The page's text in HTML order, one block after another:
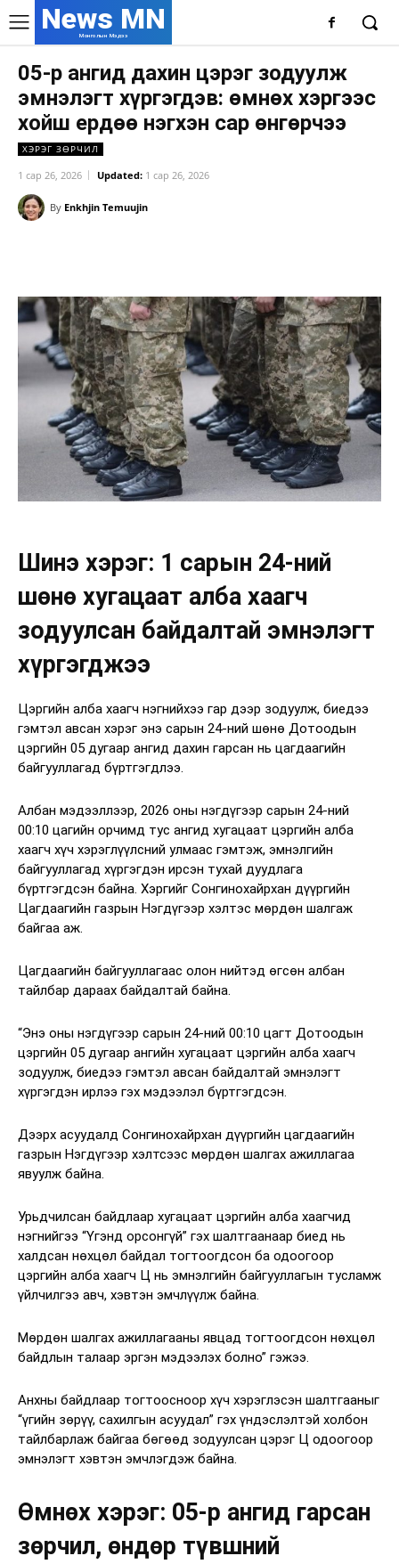
News MN
Монголын Мэдээ
05-р ангид дахин цэрэг зодуулж
эмнэлэгт хүргэгдэв: өмнөх хэргээс
хойш ердөө нэгхэн сар өнгөрчээ
ХЭРЭГ ЗӨРЧИЛ
1 сар 26, 2026 Updated: 1 сар 26, 2026
By Enkhjin Temuujin
Шинэ хэрэг: 1 сарын 24-ний
шөнө хугацаат алба хаагч
зодуулсан байдалтай эмнэлэгт
хүргэгджээ
Цэргийн алба хаагч нэгнийхээ гар дээр зодуулж, биедээ
гэмтэл авсан хэрэг энэ сарын 24-ний шөнө Дотоодын
цэргийн 05 дугаар ангид дахин гарсан нь цагдаагийн
байгууллагад бүртгэгдлээ.
Албан мэдээллээр, 2026 оны нэгдүгээр сарын 24-ний
00:10 цагийн орчимд тус ангид хугацаат цэргийн алба
хаагч хүч хэрэглүүлсний улмаас гэмтэж, эмнэлгийн
байгууллагад хүргэгдэн ирсэн тухай дуудлага
бүртгэгдсэн байна. Хэргийг Сонгинохайрхан дүүргийн
Цагдаагийн газрын Нэгдүгээр хэлтэс мөрдөн шалгаж
байгаа аж.
Цагдаагийн байгууллагаас олон нийтэд өгсөн албан
тайлбар дараах байдалтай байна.
“Энэ оны нэгдүгээр сарын 24-ний 00:10 цагт Дотоодын
цэргийн 05 дугаар ангийн хугацаат цэргийн алба хаагч
зодуулж, биедээ гэмтэл авсан байдалтай эмнэлэгт
хүргэгдэн ирлээ гэх мэдээлэл бүртгэгдсэн.
Дээрх асуудалд Сонгинохайрхан дүүргийн цагдаагийн
газрын Нэгдүгээр хэлтсээс мөрдөн шалгах ажиллагаа
явуулж байна.
Урьдчилсан байдлаар хугацаат цэргийн алба хаагчид
нэгнийгээ “Үгэнд орсонгүй” гэх шалтгаанаар биед нь
халдсан нөхцөл байдал тогтоогдсон ба одоогоор
цэргийн алба хаагч Ц нь эмнэлгийн байгууллагын тусламж
үйлчилгээ авч, хэвтэн эмчлүүлж байна.
Мөрдөн шалгах ажиллагааны явцад тогтоогдсон нөхцөл
байдлын талаар эргэн мэдээлэх болно” гэжээ.
Анхны байдлаар тогтоосноор хүч хэрэглэсэн шалтгааныг
“үгийн зөрүү, сахилгын асуудал” гэх үндэслэлтэй холбон
тайлбарлаж байгаа бөгөөд зодуулсан цэрэг Ц одоогоор
эмнэлэгт хэвтэн эмчлэгдэж байна.
Өмнөх хэрэг: 05-р ангид гарсан
зөрчил, өндөр түвшний